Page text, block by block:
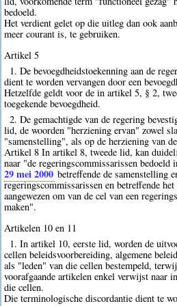
bedoeld.
Het verdient gelet op die uitleg dan ook
meer courant is, te gebruiken.
Artikel 5
1. De bevoegdheidstoekenning aan de
dient te worden vervangen door een
Hetzelfde geldt voor de in artikel 5, § 2,
toegekende bevoegdheid.
2. De gemachtigde van de regering
lid, de woorden "herziening ervan" zowel
"samenstelling", als op de herziening van
Artikel 8 In artikel 8, tweede lid, kan
naar "de regeringscommissarissen bedoeld
29 mei 2000 betreffende de samenstelling
regeringscommissarissen en betreffende
aangewezen om van de cel van een
maken".
Artikelen 10 en 11
1. In artikel 10, eerste lid, worden de
cellen beleidsvoorbereiding, algemene
als "leden" van die cellen bestempeld,
voorafgaande artikelen enkel verwijst naar
die cellen.
Die terminologische discordantie dient te